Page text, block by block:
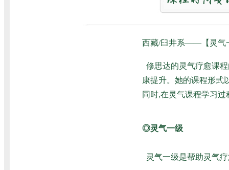
西藏/臼井系——【灵气
修思达的灵气疗愈课
康提升。她的课程形式
同时,在灵气课程学习
◎灵气一级
灵气一级是帮助灵气